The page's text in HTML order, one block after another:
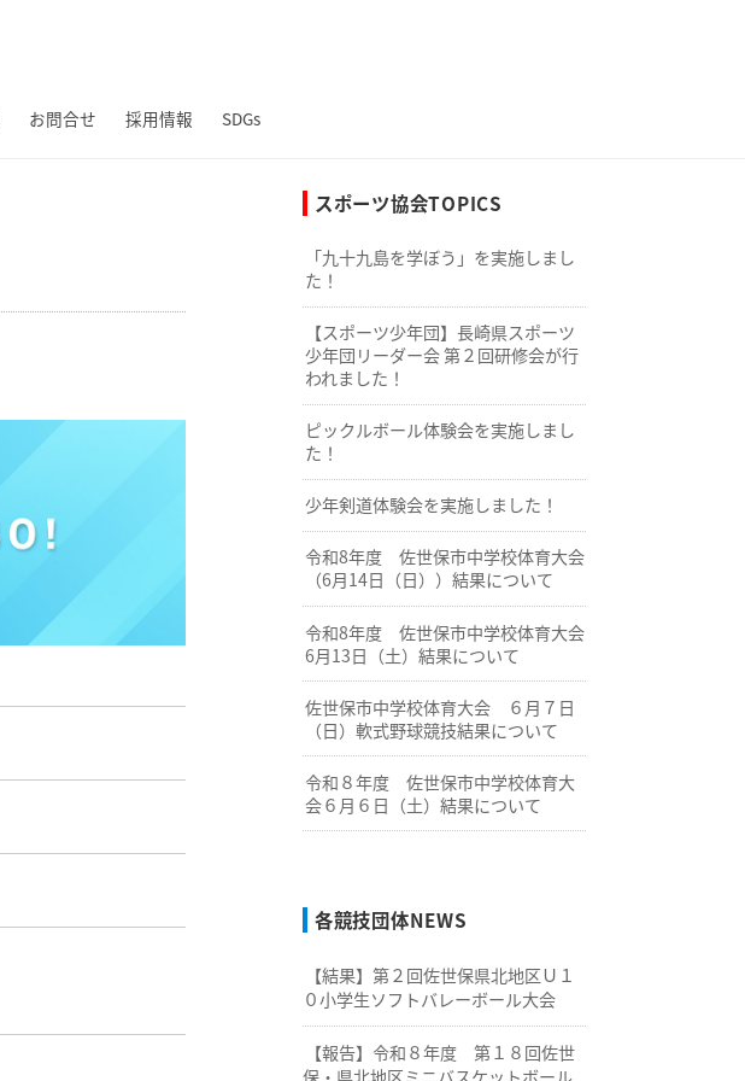
お問合せ 採用情報 SDGs
スポーツ協会TOPICS
「九十九島を学ぼう」を実施しまし
た！
【スポーツ少年団】長崎県スポーツ
少年団リーダー会 第２回研修会が行
われました！
ピックルボール体験会を実施しまし
た！
少年剣道体験会を実施しました！
令和8年度 佐世保市中学校体育大会
（6月14日（日））結果について
令和8年度 佐世保市中学校体育大会
6月13日（土）結果について
佐世保市中学校体育大会 ６月７日
（日）軟式野球競技結果について
令和８年度 佐世保市中学校体育大
会６月６日（土）結果について
各競技団体NEWS
【結果】第２回佐世保県北地区Ｕ１
０小学生ソフトバレーボール大会
【報告】令和８年度 第１８回佐世